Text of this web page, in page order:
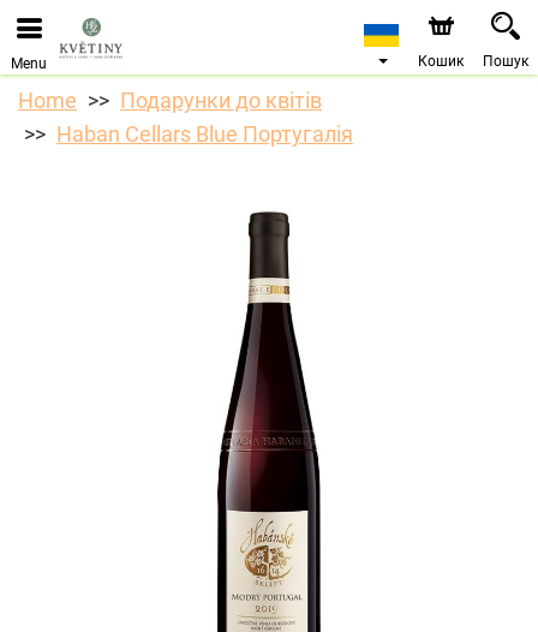
Ми приймаємо замовлення через наш інтернет-
магазин. Найближча можлива дата доставки —
10.08.2026 у зв’язку з відпусткою.
Menu Кошик Пошук
Home
Подарунки до квітів
Haban Cellars Blue Португалія